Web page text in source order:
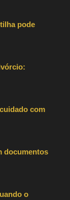
pode
com
documentos
o